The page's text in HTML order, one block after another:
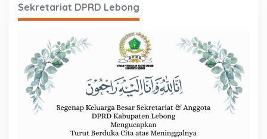
Sekretariat DPRD Lebong